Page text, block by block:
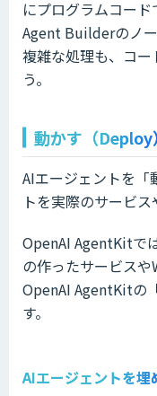
にプログラムコード
Agent Builderのノ
複雑な処理も、コ
う。
動かす（Deploy）
AIエージェントを「
トを実際のサービ
OpenAI AgentKitで
の作ったサービスや
OpenAI AgentKitの
す。
AIエージェントを埋